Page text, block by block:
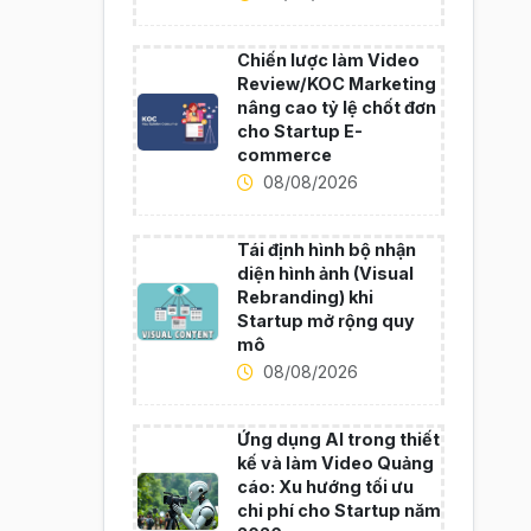
Chiến lược làm Video
Review/KOC Marketing
nâng cao tỷ lệ chốt đơn
cho Startup E-
commerce
08/08/2026
Tái định hình bộ nhận
diện hình ảnh (Visual
Rebranding) khi
Startup mở rộng quy
mô
08/08/2026
Ứng dụng AI trong thiết
kế và làm Video Quảng
cáo: Xu hướng tối ưu
chi phí cho Startup năm